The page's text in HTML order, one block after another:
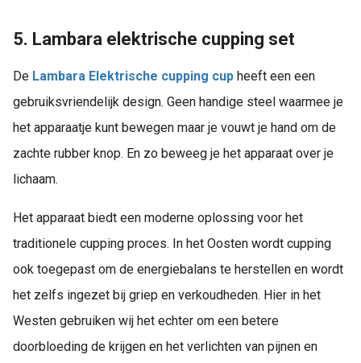
5. Lambara elektrische cupping set
De Lambara Elektrische cupping cup heeft een een
gebruiksvriendelijk design. Geen handige steel waarmee je
het apparaatje kunt bewegen maar je vouwt je hand om de
zachte rubber knop. En zo beweeg je het apparaat over je
lichaam.
Het apparaat biedt een moderne oplossing voor het
traditionele cupping proces. In het Oosten wordt cupping
ook toegepast om de energiebalans te herstellen en wordt
het zelfs ingezet bij griep en verkoudheden. Hier in het
Westen gebruiken wij het echter om een betere
doorbloeding de krijgen en het verlichten van pijnen en